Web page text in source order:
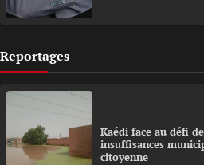
Reportages
Kaédi face au défi
insuffisances
citoyenne